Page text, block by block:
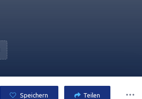
Speichern Teilen